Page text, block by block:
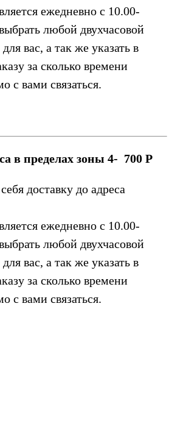
ежедневно с 10.00-
любой двухчасовой
вас, а так же указать в
за сколько времени
с вами связаться.
в пределах зоны 4- 700 Р
доставку до адреса
ежедневно с 10.00-
любой двухчасовой
вас, а так же указать в
за сколько времени
с вами связаться.